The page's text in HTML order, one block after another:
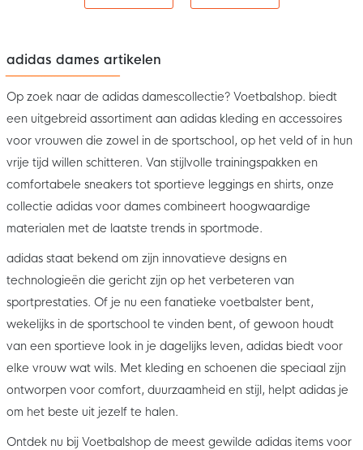
adidas dames artikelen
Op zoek naar de adidas damescollectie? Voetbalshop. biedt
een uitgebreid assortiment aan adidas kleding en accessoires
voor vrouwen die zowel in de sportschool, op het veld of in hun
vrije tijd willen schitteren. Van stijlvolle trainingspakken en
comfortabele sneakers tot sportieve leggings en shirts, onze
collectie adidas voor dames combineert hoogwaardige
materialen met de laatste trends in sportmode.
adidas staat bekend om zijn innovatieve designs en
technologieën die gericht zijn op het verbeteren van
sportprestaties. Of je nu een fanatieke voetbalster bent,
wekelijks in de sportschool te vinden bent, of gewoon houdt
van een sportieve look in je dagelijks leven, adidas biedt voor
elke vrouw wat wils. Met kleding en schoenen die speciaal zijn
ontworpen voor comfort, duurzaamheid en stijl, helpt adidas je
om het beste uit jezelf te halen.
Ontdek nu bij Voetbalshop de meest gewilde adidas items voor